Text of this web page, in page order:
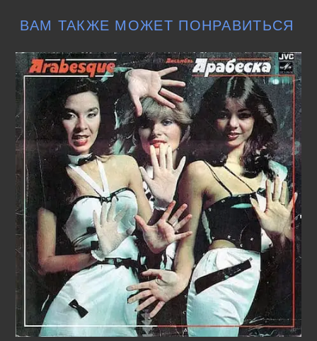
ВАМ ТАКЖЕ МОЖЕТ ПОНРАВИТЬСЯ